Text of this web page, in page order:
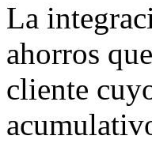
La
ahorros
cliente